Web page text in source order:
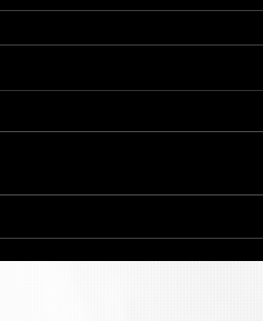
『タブラ・笛子と雅楽〜イン
ド・中国と日本の伝統楽器の